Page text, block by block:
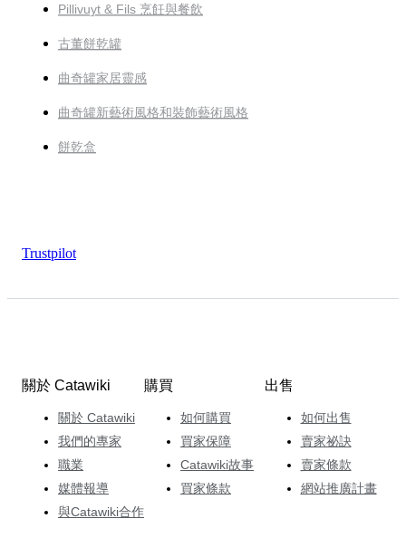
Pillivuyt & Fils 烹飪與餐飲
古董餅乾罐
曲奇罐家居靈感
曲奇罐新藝術風格和裝飾藝術風格
餅乾盒
Trustpilot
關於 Catawiki
關於 Catawiki
我們的專家
職業
媒體報導
與Catawiki合作
購買
如何購買
買家保障
Catawiki故事
買家條款
出售
如何出售
賣家祕訣
賣家條款
網站推廣計畫